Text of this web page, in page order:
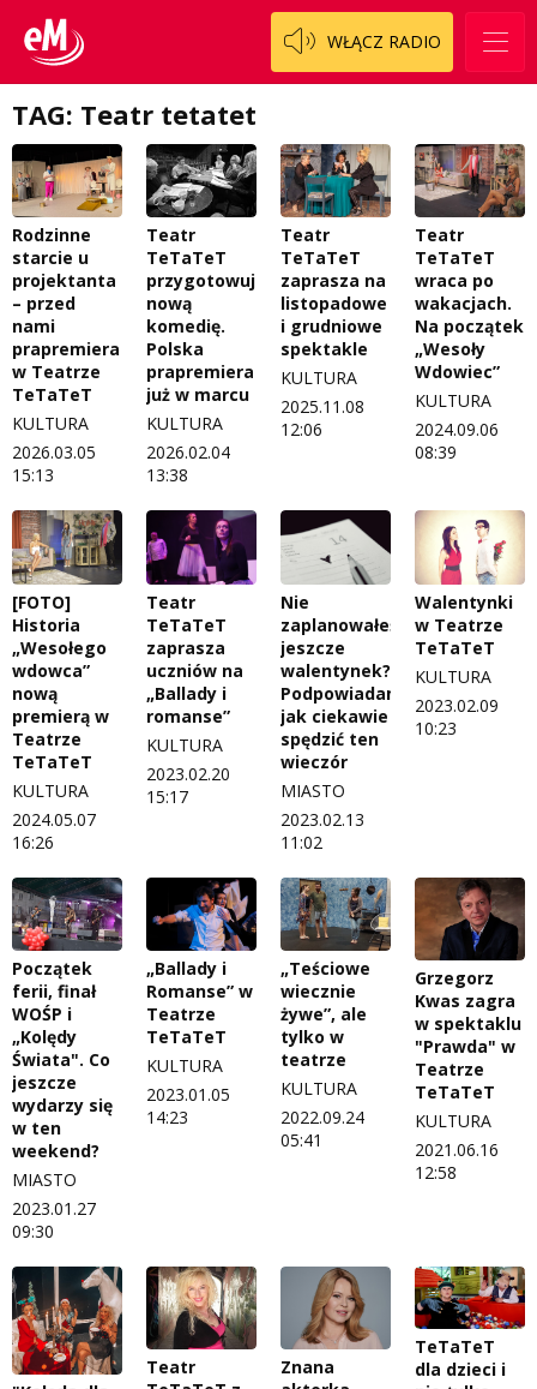
WŁĄCZ RADIO
TAG: Teatr tetatet
Rodzinne
starcie u
projektanta
– przed
nami
prapremiera
w Teatrze
TeTaTeT
KULTURA
2026.03.05
15:13
Teatr
TeTaTeT
przygotowuje
nową
komedię.
Polska
prapremiera
już w marcu
KULTURA
2026.02.04
13:38
Teatr
TeTaTeT
zaprasza na
listopadowe
i grudniowe
spektakle
KULTURA
2025.11.08
12:06
Teatr
TeTaTeT
wraca po
wakacjach.
Na początek
„Wesoły
Wdowiec”
KULTURA
2024.09.06
08:39
[FOTO]
Historia
„Wesołego
wdowca”
nową
premierą w
Teatrze
TeTaTeT
KULTURA
2024.05.07
16:26
Teatr
TeTaTeT
zaprasza
uczniów na
„Ballady i
romanse”
KULTURA
2023.02.20
15:17
Nie
zaplanowałeś
jeszcze
walentynek?
Podpowiadamy,
jak ciekawie
spędzić ten
wieczór
MIASTO
2023.02.13
11:02
Walentynki
w Teatrze
TeTaTeT
KULTURA
2023.02.09
10:23
Początek
ferii, finał
WOŚP i
„Kolędy
Świata". Co
jeszcze
wydarzy się
w ten
weekend?
MIASTO
2023.01.27
09:30
„Ballady i
Romanse” w
Teatrze
TeTaTeT
KULTURA
2023.01.05
14:23
„Teściowe
wiecznie
żywe”, ale
tylko w
teatrze
KULTURA
2022.09.24
05:41
Grzegorz
Kwas zagra
w spektaklu
"Prawda" w
Teatrze
TeTaTeT
KULTURA
2021.06.16
12:58
Teatr
Znana
TeTaTeT
dla dzieci i